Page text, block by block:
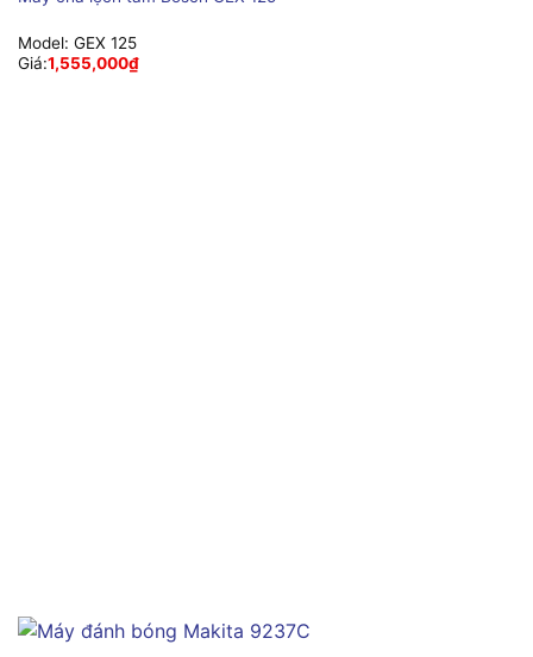
Model: GEX 125
Giá:1,555,000₫